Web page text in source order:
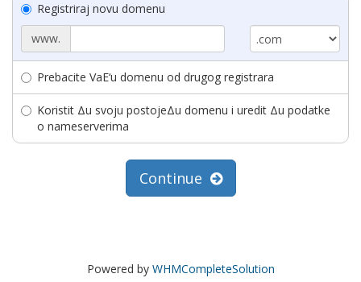
Registriraj novu domenu
www.
Prebacite VaΕ‘u domenu od drugog registrara
Koristit Δu svoju postojeΔu domenu i uredit Δu podatke
o nameserverima
Continue
Powered by WHMCompleteSolution